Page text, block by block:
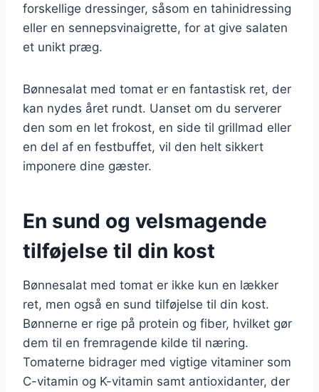
forskellige dressinger, såsom en tahinidressing
eller en sennepsvinaigrette, for at give salaten
et unikt præg.
Bønnesalat med tomat er en fantastisk ret, der
kan nydes året rundt. Uanset om du serverer
den som en let frokost, en side til grillmad eller
en del af en festbuffet, vil den helt sikkert
imponere dine gæster.
En sund og velsmagende
tilføjelse til din kost
Bønnesalat med tomat er ikke kun en lækker
ret, men også en sund tilføjelse til din kost.
Bønnerne er rige på protein og fiber, hvilket gør
dem til en fremragende kilde til næring.
Tomaterne bidrager med vigtige vitaminer som
C-vitamin og K-vitamin samt antioxidanter, der